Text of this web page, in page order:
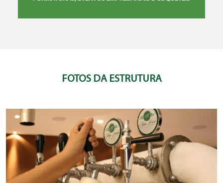
FOTOS DA ESTRUTURA